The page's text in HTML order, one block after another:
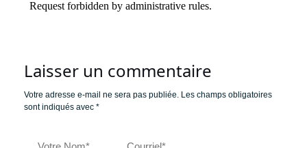
Laisser un commentaire
Votre adresse e-mail ne sera pas publiée. Les champs obligatoires
sont indiqués avec *